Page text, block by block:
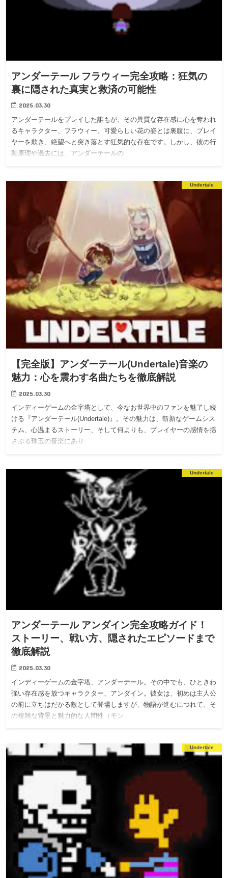
アンダーテール フラウィー完全攻略：狂気の
裏に隠された真実と救済の可能性
2025.03.30
アンダーテールをプレイした誰もが、その異質な存在感に心を奪われ
るキャラクター、フラウィー。可愛らしい花の姿とは裏腹に、プレイ
ヤーを欺き、絶望へと突き落とす狂気的な存在です。しかし、彼の行
動原理や過去には、アンダーテールの…
Undertale
【完全版】アンダーテール(Undertale)音楽の
魅力：心を震わす名曲たちを徹底解説
2025.03.30
インディーゲームの金字塔として、今なお世界中のファンを魅了し続
ける『アンダーテール(Undertale)』。その魅力は、斬新なゲームシス
テム、心温まるストーリー、そして何よりも、プレイヤーの感情を揺
さぶる珠玉の音楽にあり…
Undertale
アンダーテール アンダイン完全攻略ガイド！
ストーリー、戦い方、隠されたエピソードまで
徹底解説
2025.03.30
インディーゲームの金字塔、アンダーテール。その中でも、ひときわ
強い存在感を放つキャラクター、アンダイン。彼女は、初めは主人公
の前に立ちはだかる敵として登場しますが、物語が進むにつれて、そ
の複雑な背景と魅力的な人間性（モン…
Undertale